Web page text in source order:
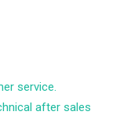
service.
after sales